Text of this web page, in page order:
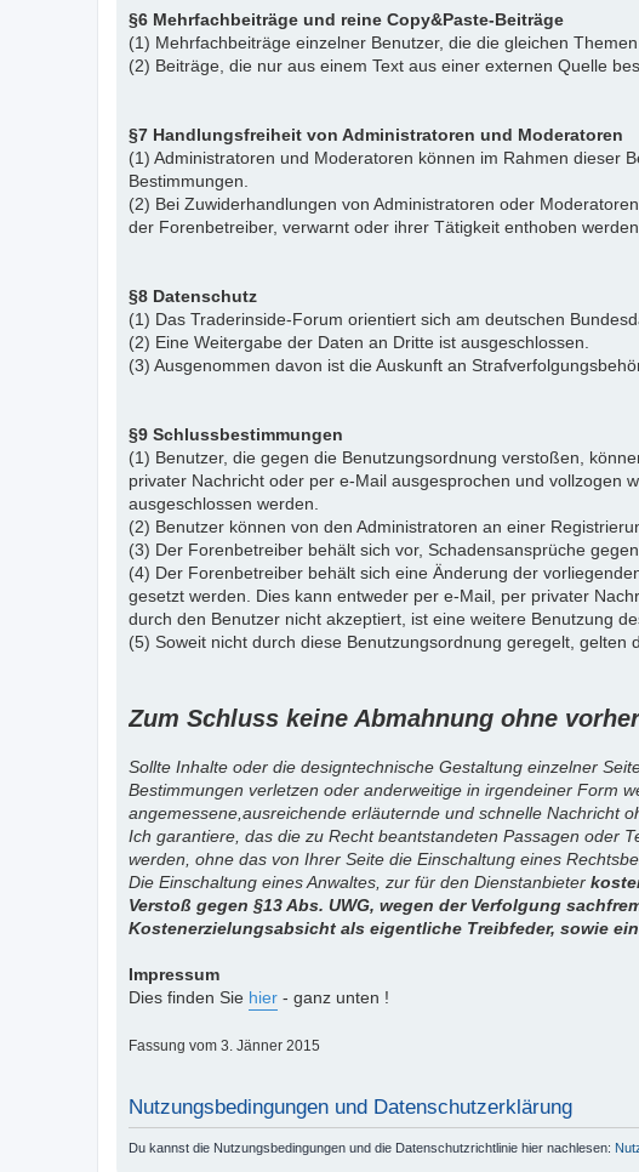
§6 Mehrfachbeiträge und reine Copy&Paste-Beiträge
(1) Mehrfachbeiträge einzelner Benutzer, die die gleichen
(2) Beiträge, die nur aus einem Text aus einer externen Quelle
§7 Handlungsfreiheit von Administratoren und Moderatoren
(1) Administratoren und Moderatoren können im Rahmen dieser
Bestimmungen.
(2) Bei Zuwiderhandlungen von Administratoren oder
der Forenbetreiber, verwarnt oder ihrer Tätigkeit enthoben werden.
§8 Datenschutz
(1) Das Traderinside-Forum orientiert sich am deutschen
(2) Eine Weitergabe der Daten an Dritte ist ausgeschlossen.
(3) Ausgenommen davon ist die Auskunft an
§9 Schlussbestimmungen
(1) Benutzer, die gegen die Benutzungsordnung verstoßen,
privater Nachricht oder per e-Mail ausgesprochen und vollzogen
ausgeschlossen werden.
(2) Benutzer können von den Administratoren an einer
(3) Der Forenbetreiber behält sich vor, Schadensansprüche
(4) Der Forenbetreiber behält sich eine Änderung der
gesetzt werden. Dies kann entweder per e-Mail, per privater
durch den Benutzer nicht akzeptiert, ist eine weitere Benutzung
(5) Soweit nicht durch diese Benutzungsordnung geregelt, gelten
Zum Schluss keine Abmahnung ohne
Sollte Inhalte oder die designtechnische Gestaltung einzelner
Bestimmungen verletzen oder anderweitige in irgendeiner Form
angemessene,ausreichende erläuternde und schnelle Nachricht
Ich garantiere, das die zu Recht beantstandeten Passagen oder
werden, ohne das von Ihrer Seite die Einschaltung eines
Die Einschaltung eines Anwaltes, zur für den Dienstanbieter
Verstoß gegen §13 Abs. UWG, wegen der Verfolgung
Kostenerzielungsabsicht als eigentliche Treibfeder, sowie
Impressum
Dies finden Sie hier - ganz unten !
Fassung vom 3. Jänner 2015
Nutzungsbedingungen und Datenschutzerklärung
Du kannst die Nutzungsbedingungen und die Datenschutzrichtlinie hier nachlesen: